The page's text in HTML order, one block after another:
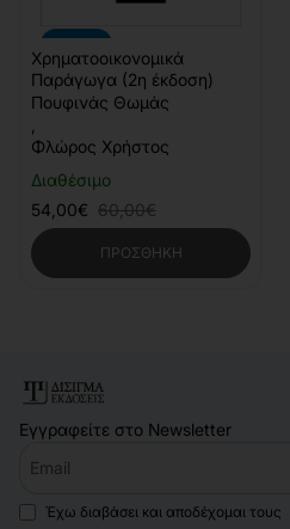
Διαθέσιμο
Χρηματοοικονομικά
Παράγωγα (2η έκδοση)
Πουφινάς Θωμάς
Φλώρος Χρήστος
54,00€ 60,00€
ΠΡΟΣΘΉΚΗ
Εγγραφείτε στο Newsletter
Έχω διαβάσει και αποδέχομαι τους